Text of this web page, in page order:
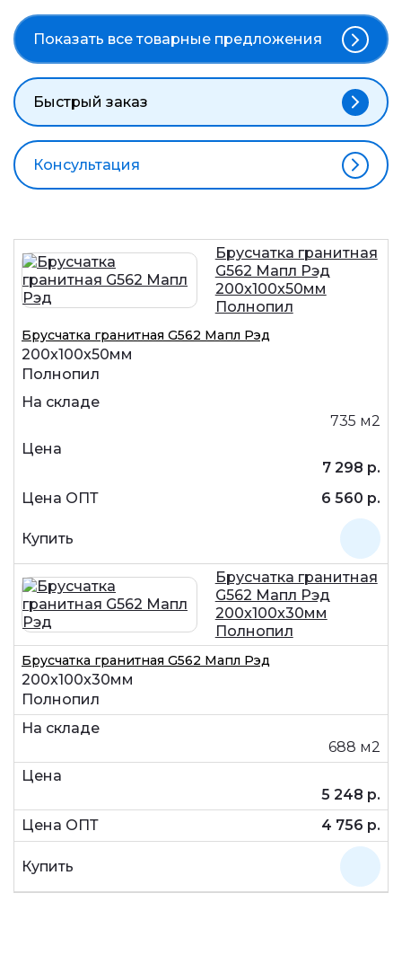
Показать всетоварные предложения
Быстрый заказ
Консультация
Брусчатка гранитная
G562 Мапл Рэд
200x100x50мм
Полнопил
Брусчатка гранитная G562 Мапл Рэд
200x100x50мм
Полнопил
735 м2
7 298 р.
6 560 р.
Брусчатка гранитная
G562 Мапл Рэд
200x100x30мм
Полнопил
Брусчатка гранитная G562 Мапл Рэд
200x100x30мм
Полнопил
688 м2
5 248 р.
4 756 р.